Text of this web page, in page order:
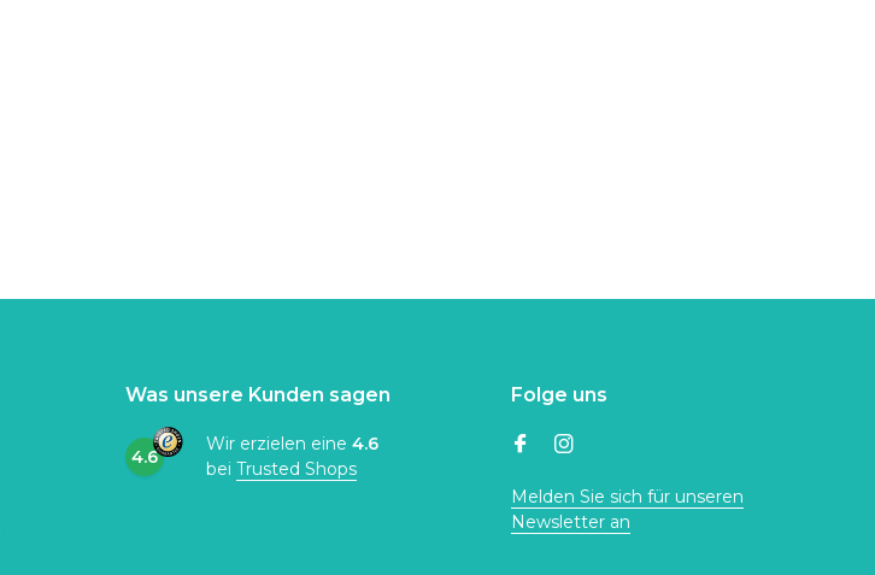
Was unsere Kunden sagen
4.6
Wir erzielen eine 4.6
bei Trusted Shops
Folge uns
Melden Sie sich für unseren
Newsletter an